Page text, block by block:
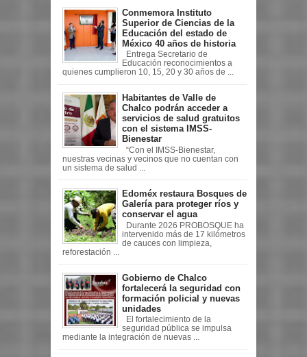
Conmemora Instituto
Superior de Ciencias de la
Educación del estado de
México 40 años de historia
Entrega Secretario de
Educación reconocimientos a
quienes cumplieron 10, 15, 20 y 30 años de ...
Habitantes de Valle de
Chalco podrán acceder a
servicios de salud gratuitos
con el sistema IMSS-
Bienestar
“Con el IMSS-Bienestar,
nuestras vecinas y vecinos que no cuentan con
un sistema de salud ...
Edoméx restaura Bosques de
Galería para proteger ríos y
conservar el agua
Durante 2026 PROBOSQUE ha
intervenido más de 17 kilómetros
de cauces con limpieza,
reforestación ...
Gobierno de Chalco
fortalecerá la seguridad con
formación policial y nuevas
unidades
El fortalecimiento de la
seguridad pública se impulsa
mediante la integración de nuevas ...